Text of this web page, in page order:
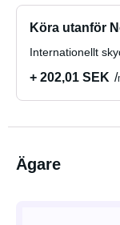
Köra utanför
Internationellt
+ 202,01 SEK
Ägare